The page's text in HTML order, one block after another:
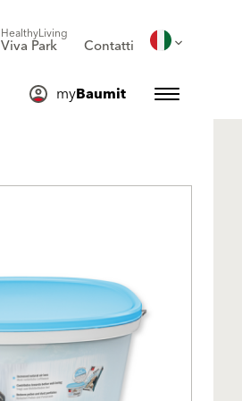
HealthyLiving
Viva Park Contatti
myBaumit